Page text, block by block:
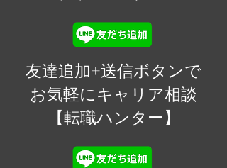
友達追加+送信ボタンで
お気軽にキャリア相談
​【転職ハンター】